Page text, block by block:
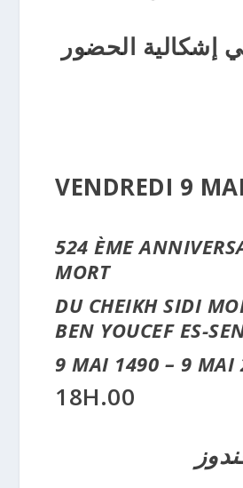
إشكالية الحضور
VENDREDI 9
524 ÈME
MORT
DU CHEIKH SIDI
BEN YOUCEF ES-
9 MAI 1490 – 9 MAI
18H.00